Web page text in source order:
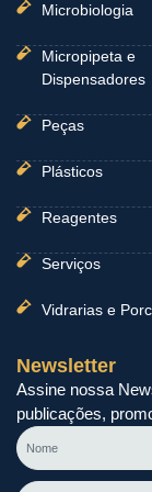
Microbiologia
Micropipeta e
Dispensadores
Peças
Plásticos
Reagentes
Serviços
Vidrarias e
Newsletter
Assine nossa
publicações,
Nome